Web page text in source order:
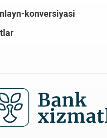
konversiyasi